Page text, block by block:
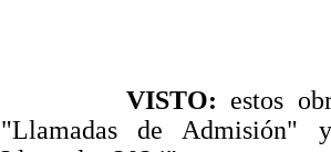
VISTO: estos
"Llamadas de Admisión"